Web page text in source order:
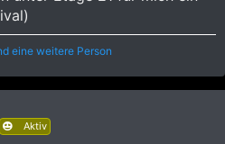
eine weitere Person
Aktiv